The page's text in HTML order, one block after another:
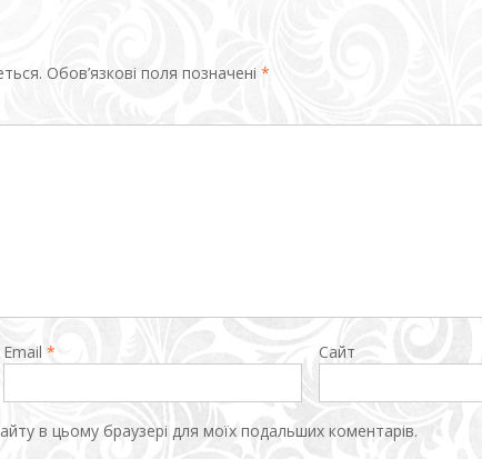
Обов’язкові поля позначені *
Email * Сайт
в цьому браузері для моїх подальших коментарів.